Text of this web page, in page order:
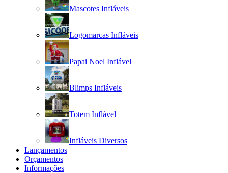
Mascotes Infláveis
Logomarcas Infláveis
Papai Noel Inflável
Blimps Infláveis
Totem Inflável
Infláveis Diversos
Lançamentos
Orçamentos
Informações